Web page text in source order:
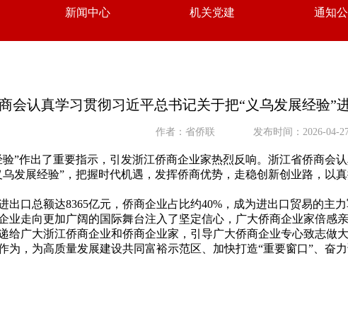
新闻中心 机关党建 通知
会认真学习贯彻习近平总书记关于把“义乌发展经验”
作者：省侨联 发布时间：2026-04-
”作出了重要指示，引发浙江侨商企业家热烈反响。浙江省侨商会
发展经验”，把握时代机遇，发挥侨商优势，走稳创新创业路，以
出口总额达8365亿元，侨商企业占比约40%，成为进出口贸易的主
业走向更加广阔的国际舞台注入了坚定信心，广大侨商企业家倍感
给广大浙江侨商企业和侨商企业家，引导广大侨商企业专心致志做
为，为高质量发展建设共同富裕示范区、加快打造“重要窗口”、奋